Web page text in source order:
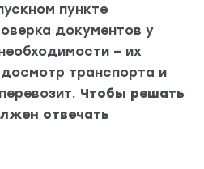
пункте
документов у
– их
транспорта и
Чтобы решать
отвечать